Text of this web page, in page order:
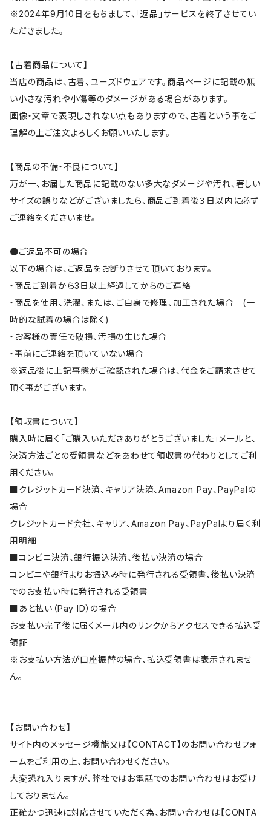
※2024年9月10日をもちまして、「返品」サービスを終了させてい
ただきました。
【古着商品について】
当店の商品は、古着、ユーズドウェアです。商品ページに記載の無
い小さな汚れや小傷等のダメージがある場合があります。
画像・文章で表現しきれない点もありますので、古着という事をご
理解の上ご注文よろしくお願いいたします。
【商品の不備・不良について】
万が一、お届した商品に記載のない多大なダメージや汚れ、著しい
サイズの誤りなどがございましたら、商品ご到着後３日以内に必ず
ご連絡をくださいませ。
●ご返品不可の場合
以下の場合は、ご返品をお断りさせて頂いております。
・商品ご到着から3日以上経過してからのご連絡
・商品を使用、洗濯、または、ご自身で修理、加工された場合 (一
時的な試着の場合は除く)
・お客様の責任で破損、汚損の生じた場合
・事前にご連絡を頂いていない場合
※返品後に上記事態がご確認された場合は、代金をご請求させて
頂く事がございます。
【領収書について】
購入時に届く「ご購入いただきありがとうございました」メールと、
決済方法ごとの受領書などをあわせて領収書の代わりとしてご利
用ください。
■クレジットカード決済、キャリア決済、Amazon Pay、PayPalの
場合
クレジットカード会社、キャリア、Amazon Pay、PayPalより届く利
用明細
■コンビニ決済、銀行振込決済、後払い決済の場合
コンビニや銀行よりお振込み時に発行される受領書、後払い決済
でのお支払い時に発行される受領書
■あと払い（Pay ID）の場合
お支払い完了後に届くメール内のリンクからアクセスできる払込受
領証
※お支払い方法が口座振替の場合、払込受領書は表示されませ
ん。
【お問い合わせ】
サイト内のメッセージ機能又は【CONTACT】のお問い合わせフォ
ームをご利用の上、お問い合わせください。
大変恐れ入りますが、弊社ではお電話でのお問い合わせはお受け
しておりません。
正確かつ迅速に対応させていただく為、お問い合わせは【CONTA